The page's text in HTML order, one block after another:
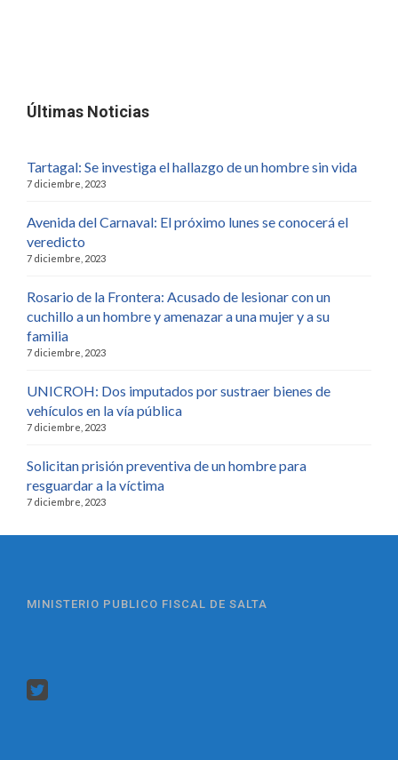
Últimas Noticias
Tartagal: Se investiga el hallazgo de un hombre sin vida
7 diciembre, 2023
Avenida del Carnaval: El próximo lunes se conocerá el
veredicto
7 diciembre, 2023
Rosario de la Frontera: Acusado de lesionar con un
cuchillo a un hombre y amenazar a una mujer y a su
familia
7 diciembre, 2023
UNICROH: Dos imputados por sustraer bienes de
vehículos en la vía pública
7 diciembre, 2023
Solicitan prisión preventiva de un hombre para
resguardar a la víctima
7 diciembre, 2023
MINISTERIO PUBLICO FISCAL DE SALTA